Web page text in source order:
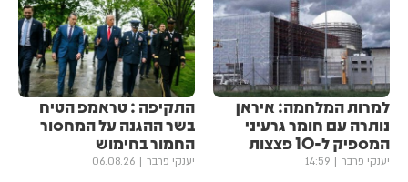
למרות המלחמה: איראן
נותרה עם חומר גרעיני
המספיק ל-10 פצצות
יענקי פרבר 14:59
התקיפה : טראמפ הטיח
בשר ההגנה על המחסור
החמור בחימוש
יענקי פרבר 06.08.26